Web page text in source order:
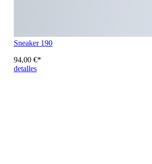
Sneaker 190
94,00 €*
detalles